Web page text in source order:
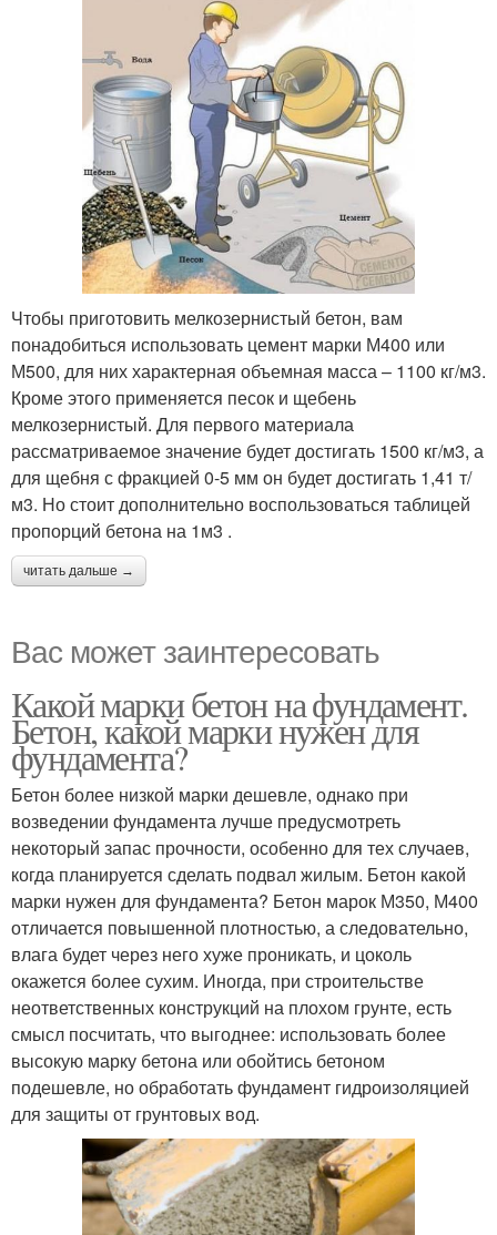
Чтобы приготовить мелкозернистый бетон, вам
понадобиться использовать цемент марки М400 или
М500, для них характерная объемная масса – 1100 кг/м3.
Кроме этого применяется песок и щебень
мелкозернистый. Для первого материала
рассматриваемое значение будет достигать 1500 кг/м3, а
для щебня с фракцией 0-5 мм он будет достигать 1,41 т/
м3. Но стоит дополнительно воспользоваться таблицей
пропорций бетона на 1м3 .
читать дальше →
Вас может заинтересовать
Какой марки бетон на фундамент.
Бетон, какой марки нужен для
фундамента?
Бетон более низкой марки дешевле, однако при
возведении фундамента лучше предусмотреть
некоторый запас прочности, особенно для тех случаев,
когда планируется сделать подвал жилым. Бетон какой
марки нужен для фундамента? Бетон марок М350, М400
отличается повышенной плотностью, а следовательно,
влага будет через него хуже проникать, и цоколь
окажется более сухим. Иногда, при строительстве
неответственных конструкций на плохом грунте, есть
смысл посчитать, что выгоднее: использовать более
высокую марку бетона или обойтись бетоном
подешевле, но обработать фундамент гидроизоляцией
для защиты от грунтовых вод.